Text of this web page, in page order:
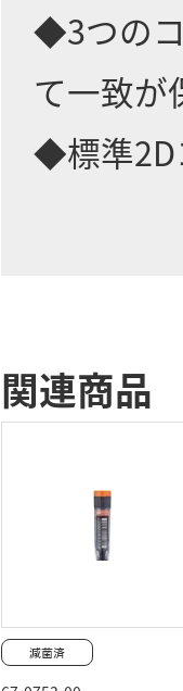
◆3つの
て一致が
◆標準2D
関連商品